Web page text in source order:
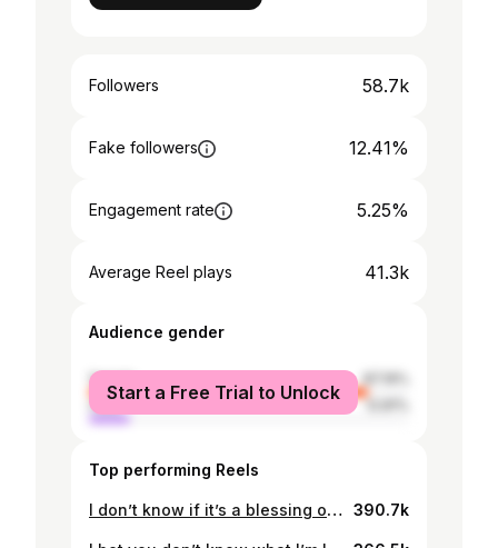
Followers 58.7k
Fake followers 12.41%
Engagement rate 5.25%
Average Reel plays 41.3k
Audience gender
female
87.19%
male
12.81%
Start a Free Trial to Unlock
Top performing Reels
I don’t know if it’s a blessing or a punishment😭 #kpop #kpopshop #kpopstore #kspace #kpopalbum #kpopcollection #kpopcollector #kpopmerch #tweaking 390.7k